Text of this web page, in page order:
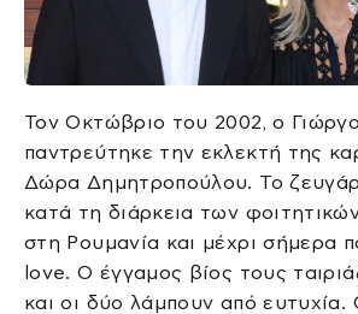
Τον Οκτώβριο του 2002, ο
παντρεύτηκε την εκλεκτή της
Δώρα Δημητροπούλου. Το
κατά τη διάρκεια των
στη Ρουμανία και μέχρι σήμερα
love. Ο έγγαμος βίος τους
και οι δύο λάμπουν από ευτυχία.